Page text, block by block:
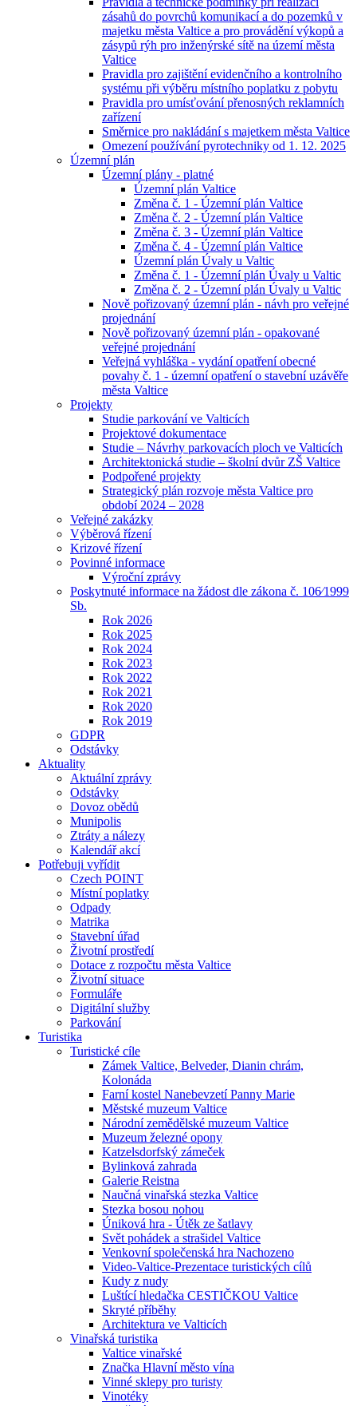
zásahů do povrchů komunikací a do pozemků v
majetku města Valtice a pro provádění výkopů a
zásypů rýh pro inženýrské sítě na území města
Valtice
Pravidla pro zajištění evidenčního a kontrolního
systému při výběru místního poplatku z pobytu
Pravidla pro umísťování přenosných reklamních
zařízení
Směrnice pro nakládání s majetkem města Valtice
Omezení používání pyrotechniky od 1. 12. 2025
Územní plán
Územní plány - platné
Územní plán Valtice
Změna č. 1 - Územní plán Valtice
Změna č. 2 - Územní plán Valtice
Změna č. 3 - Územní plán Valtice
Změna č. 4 - Územní plán Valtice
Územní plán Úvaly u Valtic
Změna č. 1 - Územní plán Úvaly u Valtic
Změna č. 2 - Územní plán Úvaly u Valtic
Nově pořizovaný územní plán - návh pro veřejné
projednání
Nově pořizovaný územní plán - opakované
veřejné projednání
Veřejná vyhláška - vydání opatření obecné
povahy č. 1 - územní opatření o stavební uzávěře
města Valtice
Projekty
Studie parkování ve Valticích
Projektové dokumentace
Studie – Návrhy parkovacích ploch ve Valticích
Architektonická studie – školní dvůr ZŠ Valtice
Podpořené projekty
Strategický plán rozvoje města Valtice pro
období 2024 – 2028
Veřejné zakázky
Výběrová řízení
Krizové řízení
Povinné informace
Výroční zprávy
Poskytnuté informace na žádost dle zákona č. 106⁄1999
Sb.
Rok 2026
Rok 2025
Rok 2024
Rok 2023
Rok 2022
Rok 2021
Rok 2020
Rok 2019
GDPR
Odstávky
Aktuality
Aktuální zprávy
Odstávky
Dovoz obědů
Munipolis
Ztráty a nálezy
Kalendář akcí
Potřebuji vyřídit
Czech POINT
Místní poplatky
Odpady
Matrika
Stavební úřad
Životní prostředí
Dotace z rozpočtu města Valtice
Životní situace
Formuláře
Digitální služby
Parkování
Turistika
Turistické cíle
Zámek Valtice, Belveder, Dianin chrám,
Kolonáda
Farní kostel Nanebevzetí Panny Marie
Městské muzeum Valtice
Národní zemědělské muzeum Valtice
Muzeum železné opony
Katzelsdorfský zámeček
Bylinková zahrada
Galerie Reistna
Naučná vinařská stezka Valtice
Stezka bosou nohou
Úniková hra - Útěk ze šatlavy
Svět pohádek a strašidel Valtice
Venkovní společenská hra Nachozeno
Video-Valtice-Prezentace turistických cílů
Kudy z nudy
Luštící hledačka CESTIČKOU Valtice
Skryté příběhy
Architektura ve Valticích
Vinařská turistika
Valtice vinařské
Značka Hlavní město vína
Vinné sklepy pro turisty
Vinotéky